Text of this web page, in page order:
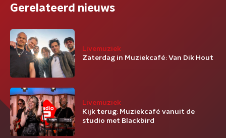
Gerelateerd nieuws
Livemuziek
Zaterdag in Muziekcafé: Van Dik Hout
Livemuziek
Kijk terug: Muziekcafé vanuit de
studio met Blackbird